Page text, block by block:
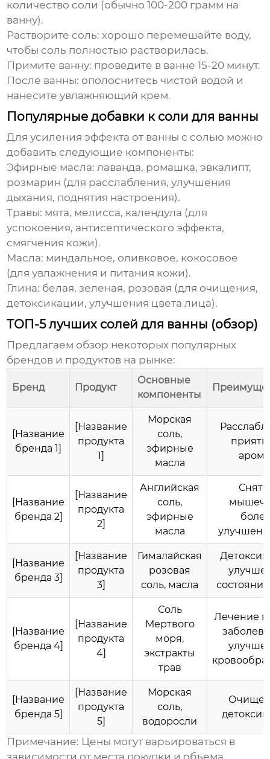
количество соли (обычно 100-200 грамм на
ванну).
Растворите соль: хорошо перемешайте воду,
чтобы соль полностью растворилась.
Примите ванну: проведите в ванне 15-20 минут.
После ванны: ополоснитесь чистой водой и
нанесите увлажняющий крем.
Популярные добавки к соли для ванны
Для усиления эффекта от ванны с солью можно
добавить следующие компоненты:
Эфирные масла: лаванда, ромашка, эвкалипт,
розмарин (для расслабления, улучшения
дыхания, поднятия настроения).
Травы: мята, мелисса, календула (для
успокоения, антисептического эффекта,
смягчения кожи).
Масла: миндальное, оливковое, кокосовое
(для увлажнения и питания кожи).
Глина: белая, зеленая, розовая (для очищения,
детоксикации, улучшения цвета лица).
ТОП-5 лучших солей для ванны (обзор)
Предлагаем обзор некоторых популярных
брендов и продуктов на рынке:
Бренд Продукт
Основные
компоненты
[Название
бренда 1]
[Название
продукта
1]
Морская
соль,
эфирные
масла
[Название
бренда 2]
[Название
продукта
2]
Английская
соль,
эфирные
масла
[Название
бренда 3]
[Название
продукта
3]
Гималайская
розовая
соль, масла
[Название
бренда 4]
[Название
продукта
4]
Соль
Мертвого
моря,
экстракты
трав
Лечение
[Название
бренда 5]
[Название
продукта
5]
Морская
соль,
водоросли
Примечание: Цены могут варьироваться в